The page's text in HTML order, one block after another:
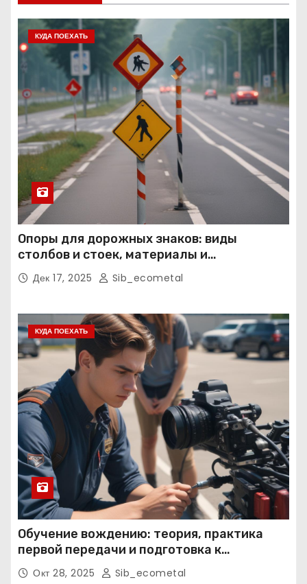
КУДА ПОЕХАТЬ
Опоры для дорожных знаков: виды
столбов и стоек, материалы и
нормативные требования
Дек 17, 2025 Sib_ecometal
КУДА ПОЕХАТЬ
Обучение вождению: теория, практика
первой передачи и подготовка к
экзаменам
Окт 28, 2025 Sib_ecometal